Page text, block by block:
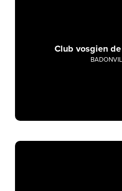
Club vosgien